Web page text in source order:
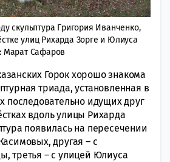
скульптура Григория Иванченко,
улиц Рихарда Зорге и Юлиуса
Марат Сафаров
Горок хорошо знакома
триада, установленная в
последовательно идущих друг
вдоль улицы Рихарда
появилась на пересечении
другая – с
третья – с улицей Юлиуса